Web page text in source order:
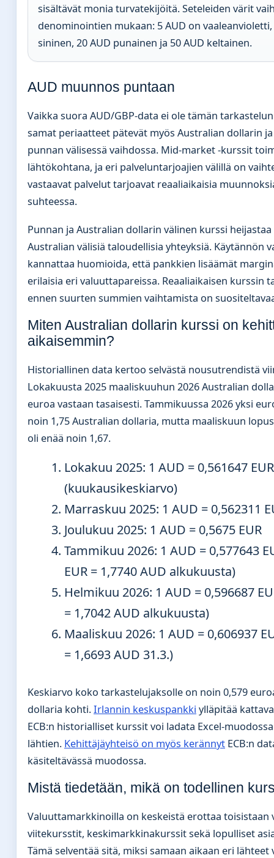
sisältävät monia turvatekijöitä. Seteleiden värit
denominointien mukaan: 5 AUD on vaaleanvioletti,
sininen, 20 AUD punainen ja 50 AUD keltainen.
AUD muunnos puntaan
Vaikka suora AUD/GBP-data ei ole tämän
samat periaatteet pätevät myös Australian dollarin
punnan välisessä vaihdossa. Mid-market -kurssit
lähtökohtana, ja eri palveluntarjoajien välillä on
vastaavat palvelut tarjoavat reaaliaikaisia
suhteessa.
Punnan ja Australian dollarin välinen kurssi
Australian välisiä taloudellisia yhteyksiä. Käytännön
kannattaa huomioida, että pankkien lisäämät
erilaisia eri valuuttapareissa. Reaaliaikaisen kurssin
ennen suurten summien vaihtamista on
Miten Australian dollarin kurssi on
aikaisemmin?
Historiallinen data kertoo selvästä nousutrendistä
Lokakuusta 2025 maaliskuuhun 2026 Australian
euroa vastaan tasaisesti. Tammikuussa 2026 yksi
noin 1,75 Australian dollaria, mutta maaliskuun
oli enää noin 1,67.
Lokakuu 2025: 1 AUD = 0,561647 EUR
(kuukausikeskiarvo)
Marraskuu 2025: 1 AUD = 0,562311
Joulukuu 2025: 1 AUD = 0,5675 EUR
Tammikuu 2026: 1 AUD = 0,577643
EUR = 1,7740 AUD alkukuusta)
Helmikuu 2026: 1 AUD = 0,596687
= 1,7042 AUD alkukuusta)
Maaliskuu 2026: 1 AUD = 0,606937
= 1,6693 AUD 31.3.)
Keskiarvo koko tarkastelujaksolle on noin 0,579
dollaria kohti.Irlannin keskuspankki ylläpitää
ECB:n historialliset kurssit voi ladata Excel-
lähtien. Kehittäjäyhteisö on myös kerännyt ECB:n
käsiteltävässä muodossa.
Mistä tiedetään, mikä on todellinen
Valuuttamarkkinoilla on keskeistä erottaa toisistaan
viitekursstit, keskimarkkinakurssit sekä lopulliset
Tämä selventää sitä, miksi samaan aikaan eri lähteet